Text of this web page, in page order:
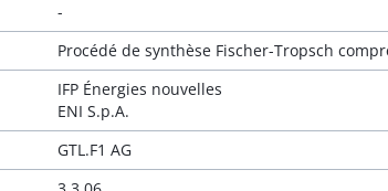
-
Procédé de synthèse Fischer-Tropsch
IFP Énergies nouvelles
ENI S.p.A.
GTL.F1 AG